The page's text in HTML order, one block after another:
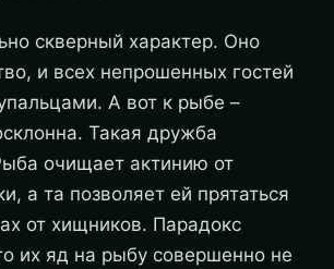
скверный характер. Оно
и всех непрошенных гостей
А вот к рыбе –
Такая дружба
очищает актинию от
а та позволяет ей прятаться
от хищников. Парадокс
их яд на рыбу совершенно не